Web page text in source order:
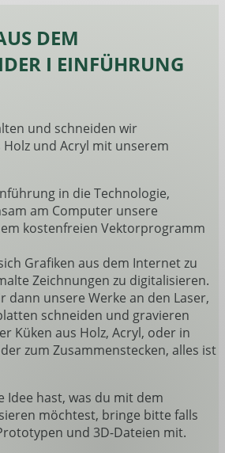
DEM
I EINFÜHRUNG
und schneiden wir
und Acryl mit unserem
in die Technologie,
am Computer unsere
kostenfreien Vektorprogramm
Grafiken aus dem Internet zu
Zeichnungen zu digitalisieren.
dann unsere Werke an den Laser,
schneiden und gravieren
Küken aus Holz, Acryl, oder in
zum Zusammenstecken, alles ist
Idee hast, was du mit dem
möchtest, bringe bitte falls
und 3D-Dateien mit.